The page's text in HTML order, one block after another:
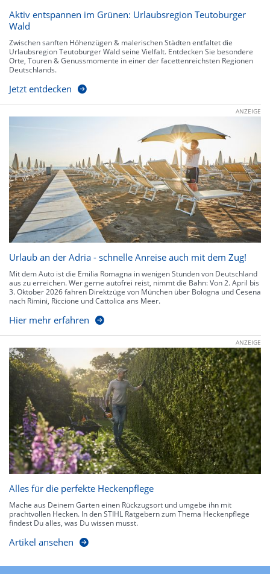
Aktiv entspannen im Grünen: Urlaubsregion Teutoburger
Wald
Zwischen sanften Höhenzügen & malerischen Städten entfaltet die
Urlaubsregion Teutoburger Wald seine Vielfalt. Entdecken Sie besondere
Orte, Touren & Genussmomente in einer der facettenreichsten Regionen
Deutschlands.
Jetzt entdecken
ANZEIGE
Urlaub an der Adria - schnelle Anreise auch mit dem Zug!
Mit dem Auto ist die Emilia Romagna in wenigen Stunden von Deutschland
aus zu erreichen. Wer gerne autofrei reist, nimmt die Bahn: Von 2. April bis
3. Oktober 2026 fahren Direktzüge von München über Bologna und Cesena
nach Rimini, Riccione und Cattolica ans Meer.
Hier mehr erfahren
ANZEIGE
Alles für die perfekte Heckenpflege
Mache aus Deinem Garten einen Rückzugsort und umgebe ihn mit
prachtvollen Hecken. In den STIHL Ratgebern zum Thema Heckenpflege
findest Du alles, was Du wissen musst.
Artikel ansehen